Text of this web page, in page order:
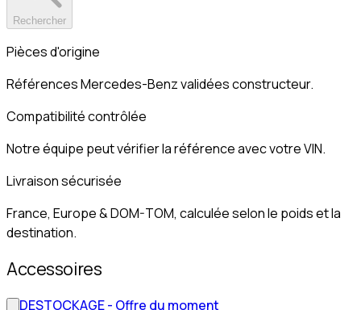
Rechercher
Pièces d'origine
Références Mercedes-Benz validées constructeur.
Compatibilité contrôlée
Notre équipe peut vérifier la référence avec votre VIN.
Livraison sécurisée
France, Europe & DOM-TOM, calculée selon le poids et la
destination.
Accessoires
DESTOCKAGE - Offre du moment